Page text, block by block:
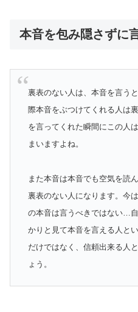
本音を包み隠さずに
裏表のない人は、本音を言う
際本音をぶつけてくれる人は
を言ってくれた瞬間にこの人
まいますよね。
また本音は本音でも空気を読
裏表のない人になります。今
の本音は言うべきではない…
かりと見て本音を言える人と
だけではなく、信頼出来る人
ょう。